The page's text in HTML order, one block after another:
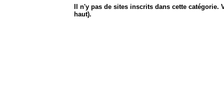
Il n'y pas de sites inscrits dans cette
haut).